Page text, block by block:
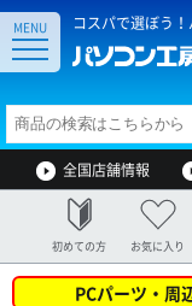
コスパで選ぼう！
MENU
全国店舗情報
初めての方 お気に入り
PCパーツ・周